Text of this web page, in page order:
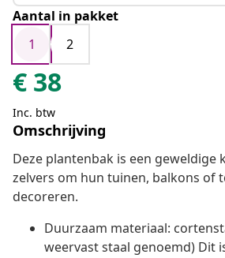
Aantal in pakket
1
2
€ 38
Inc. btw
Omschrijving
Deze plantenbak is een geweldige
zelvers om hun tuinen, balkons of
decoreren.
Duurzaam materiaal:
weervast staal genoemd) Dit